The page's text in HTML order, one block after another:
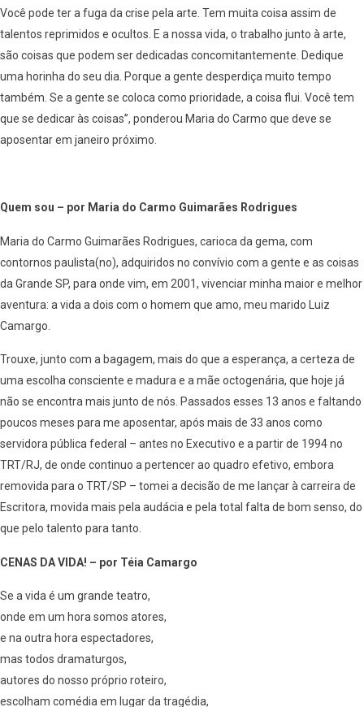
Você pode ter a fuga da crise pela arte. Tem muita coisa assim de
talentos reprimidos e ocultos. E a nossa vida, o trabalho junto à arte,
são coisas que podem ser dedicadas concomitantemente. Dedique
uma horinha do seu dia. Porque a gente desperdiça muito tempo
também. Se a gente se coloca como prioridade, a coisa flui. Você tem
que se dedicar às coisas”, ponderou Maria do Carmo que deve se
aposentar em janeiro próximo.
Quem sou – por Maria do Carmo Guimarães Rodrigues
Maria do Carmo Guimarães Rodrigues, carioca da gema, com
contornos paulista(no), adquiridos no convívio com a gente e as coisas
da Grande SP, para onde vim, em 2001, vivenciar minha maior e melhor
aventura: a vida a dois com o homem que amo, meu marido Luiz
Camargo.
Trouxe, junto com a bagagem, mais do que a esperança, a certeza de
uma escolha consciente e madura e a mãe octogenária, que hoje já
não se encontra mais junto de nós. Passados esses 13 anos e faltando
poucos meses para me aposentar, após mais de 33 anos como
servidora pública federal – antes no Executivo e a partir de 1994 no
TRT/RJ, de onde continuo a pertencer ao quadro efetivo, embora
removida para o TRT/SP – tomei a decisão de me lançar à carreira de
Escritora, movida mais pela audácia e pela total falta de bom senso, do
que pelo talento para tanto.
CENAS DA VIDA! – por Téia Camargo
Se a vida é um grande teatro,
onde em um hora somos atores,
e na outra hora espectadores,
mas todos dramaturgos,
autores do nosso próprio roteiro,
escolham comédia em lugar da tragédia,